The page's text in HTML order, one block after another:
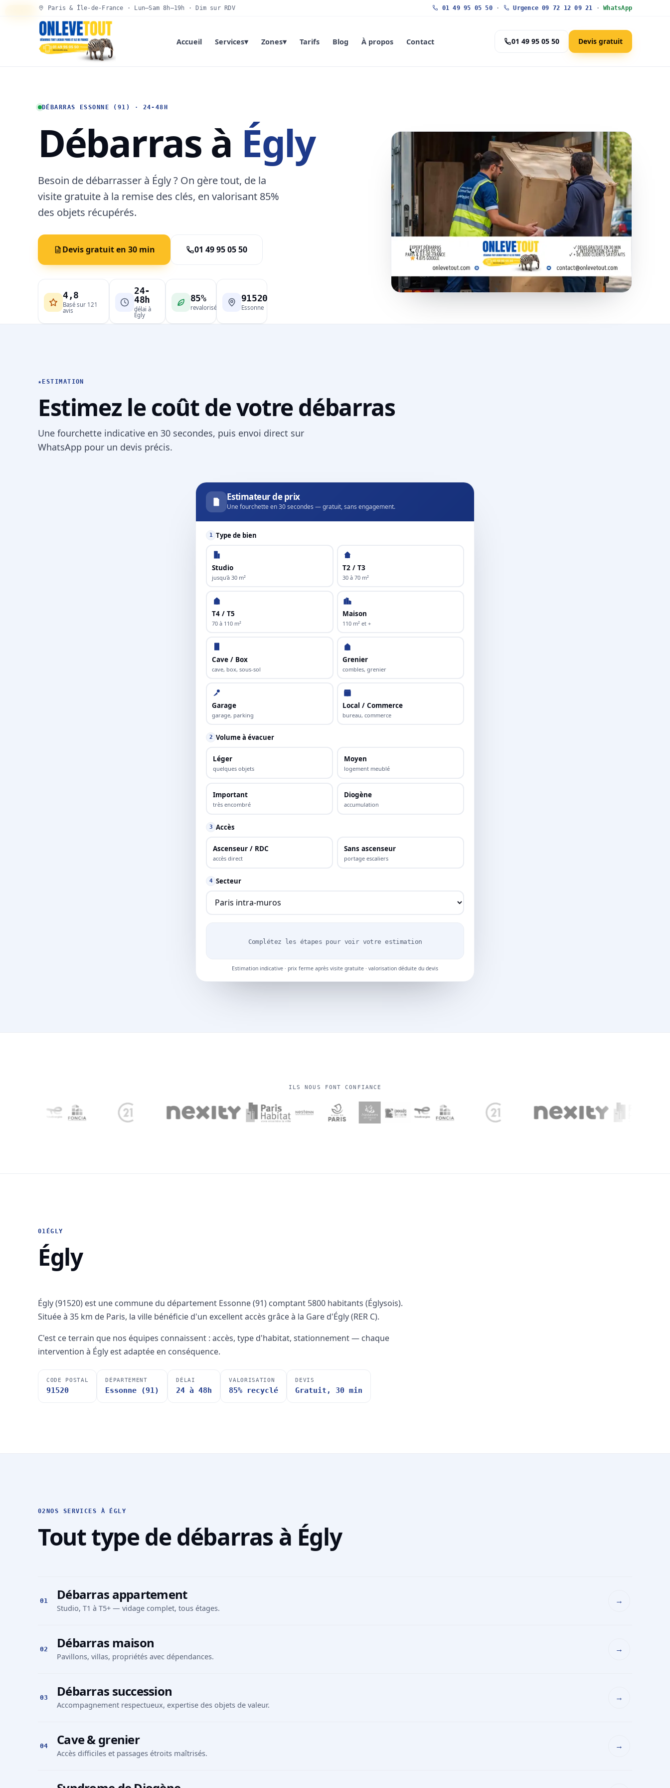
Paris & Île-de-France · Lun–Sam 8h–19h · Dim sur RDV 01 49 95 05 50· Urgence 09 72 12 09 21 ·WhatsApp
Accueil Services▾ Zones▾ Tarifs Blog À propos Contact 01 49 95 05 50 Devis gratuit
DÉBARRAS ESSONNE (91) · 24-48H
Débarras à Égly
Besoin de débarrasser à Égly ? On gère tout, de la
visite gratuite à la remise des clés, en valorisant 85%
des objets récupérés.
Devis gratuit en 30 min 01 49 95 05 50
4,8
Basé sur 121
avis
24-
48h
délai à
Égly
85%
revalorisé
91520
Essonne
★ ESTIMATION
Estimez le coût de votre débarras
Une fourchette indicative en 30 secondes, puis envoi direct sur
WhatsApp pour un devis précis.
Estimateur de prix
Une fourchette en 30 secondes — gratuit, sans engagement.
1 Type de bien
Studio
jusqu'à 30 m²
T2 / T3
30 à 70 m²
T4 / T5
70 à 110 m²
Maison
110 m² et +
Cave / Box
cave, box, sous-sol
Grenier
combles, grenier
Garage
garage, parking
Local / Commerce
bureau, commerce
2 Volume à évacuer
Léger
quelques objets
Moyen
logement meublé
Important
très encombré
Diogène
accumulation
3 Accès
Ascenseur / RDC
accès direct
Sans ascenseur
portage escaliers
4 Secteur
Complétez les étapes pour voir votre estimation
Estimation indicative · prix ferme après visite gratuite · valorisation déduite du devis
ILS NOUS FONT CONFIANCE
01 ÉGLY
Égly
Égly (91520) est une commune du département Essonne (91) comptant 5800 habitants (Églysois).
Située à 35 km de Paris, la ville bénéficie d'un excellent accès grâce à la Gare d'Égly (RER C).
C'est ce terrain que nos équipes connaissent : accès, type d'habitat, stationnement — chaque
intervention à Égly est adaptée en conséquence.
CODE POSTAL
91520
DÉPARTEMENT
Essonne (91)
DÉLAI
24 à 48h
VALORISATION
85% recyclé
DEVIS
Gratuit, 30 min
02NOS SERVICES À ÉGLY
Tout type de débarras à Égly
01 Débarras appartement
Studio, T1 à T5+ — vidage complet, tous étages.
→
02 Débarras maison
Pavillons, villas, propriétés avec dépendances.
→
03 Débarras succession
Accompagnement respectueux, expertise des objets de valeur.
→
04 Cave & grenier
Accès difficiles et passages étroits maîtrisés.
→